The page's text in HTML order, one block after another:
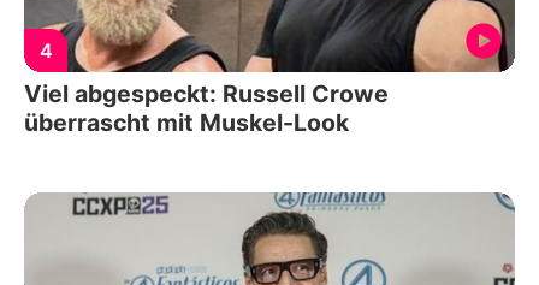
4
Viel abgespeckt: Russell Crowe
überrascht mit Muskel-Look